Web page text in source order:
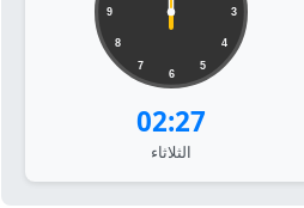
3
4
5
6
7
8
9
02:27
الثلاثاء